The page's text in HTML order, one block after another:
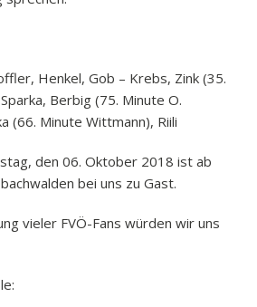
Henkel, Gob – Krebs, Zink (35.
Berbig (75. Minute O.
(66. Minute Wittmann), Riili
den 06. Oktober 2018 ist ab
bei uns zu Gast.
vieler FVÖ-Fans würden wir uns